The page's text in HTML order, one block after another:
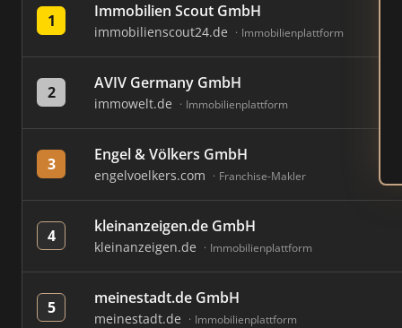
1 Immobilien Scout GmbH
immobilienscout24.de Immobilienplattform
2 AVIV Germany GmbH
immowelt.de Immobilienplattform
3 Engel & Völkers GmbH
engelvoelkers.com Franchise-Makler
4 kleinanzeigen.de GmbH
kleinanzeigen.de Immobilienplattform
5 meinestadt.de GmbH
meinestadt.de Immobilienplattform